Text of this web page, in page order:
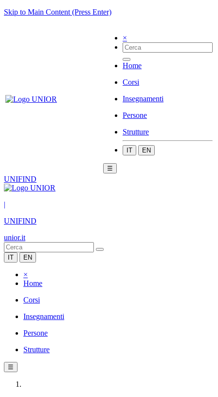
Skip to Main Content (Press Enter)
×
Home
Corsi
Insegnamenti
Persone
Strutture
IT EN
☰
UNIFIND
|
UNIFIND
unior.it
IT EN
×
Home
Corsi
Insegnamenti
Persone
Strutture
☰